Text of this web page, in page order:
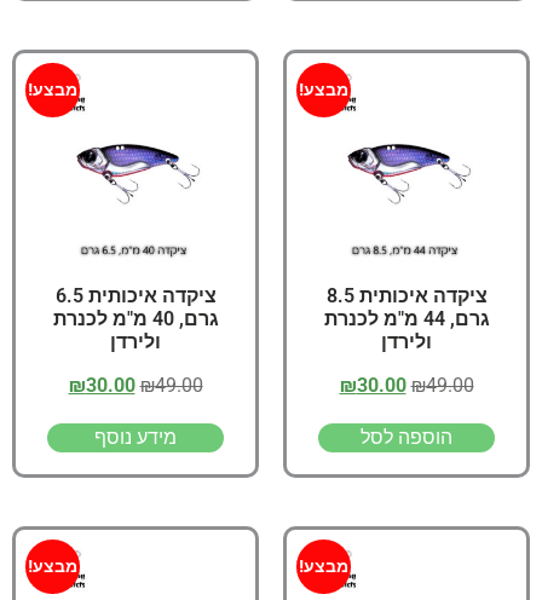
מבצע!
ציקדה איכותית 8.5
גרם, 44 מ"מ לכנרת
ולירדן
₪49.00
₪30.00
הוספה לסל
מבצע!
ציקדה איכותית 6.5
גרם, 40 מ"מ לכנרת
ולירדן
₪49.00
₪30.00
מידע נוסף
מבצע! מבצע!